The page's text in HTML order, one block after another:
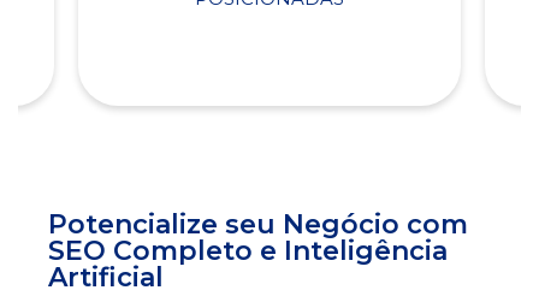
Potencialize seu Negócio com
SEO Completo e Inteligência
Artificial